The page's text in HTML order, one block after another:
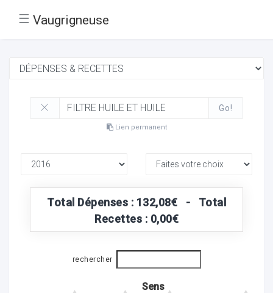
☰ Vaugrigneuse
Go!
Lien permanent
Total Dépenses : 132,08€ - Total
Recettes : 0,00€
rechercher
Sens